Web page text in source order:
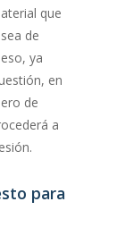
que
de
ya
en
de
a
para